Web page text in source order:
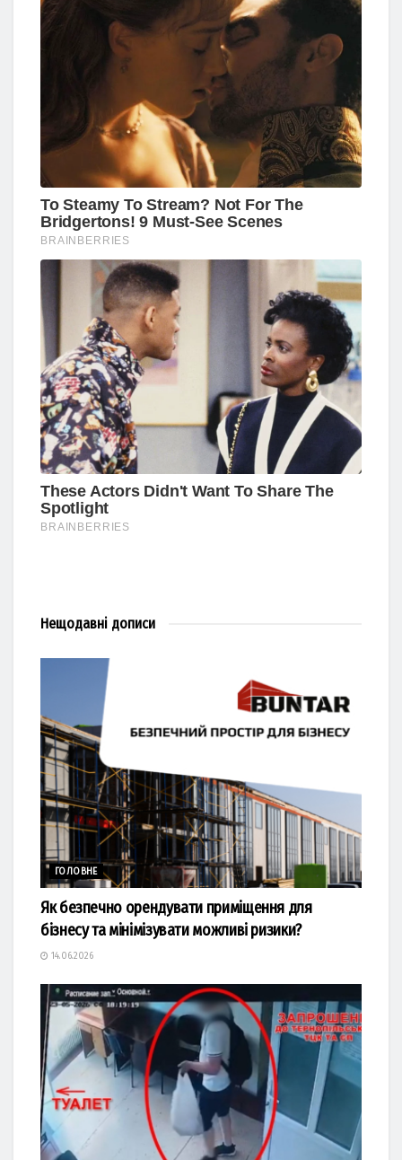
Нещодавні дописи
ГОЛОВНЕ
Як безпечно орендувати приміщення для
бізнесу та мінімізувати можливі ризики?
14.06.2026